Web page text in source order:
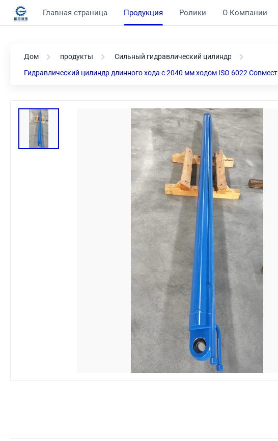
Главная страница Продукция Ролики О Компании
Дом продукты Сильный гидравлический цилиндр
Гидравлический цилиндр длинного хода с 2040 мм ходом ISO 6022